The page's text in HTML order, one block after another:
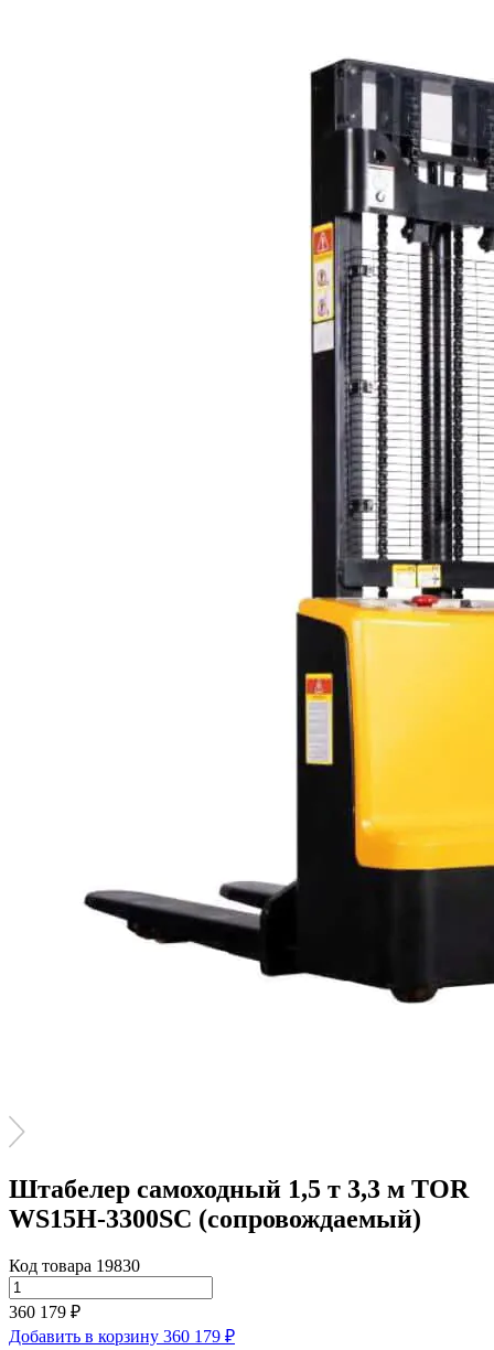
Штабелер самоходный 1,5 т 3,3 м TOR
WS15H-3300SC (сопровождаемый)
Код товара 19830
360 179 ₽
Добавить в корзину 360 179 ₽